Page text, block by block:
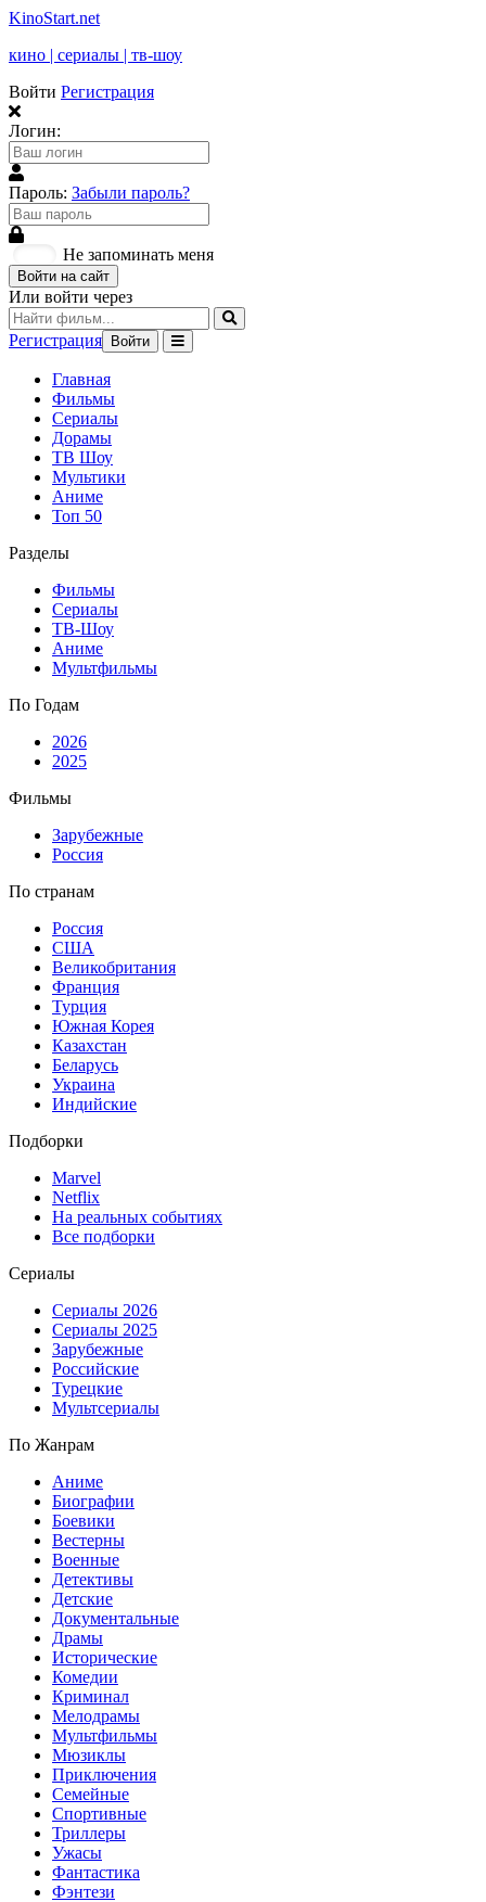
KinoStart.net
кино | сериалы | тв-шоу
Войти Регистрация
Логин:
Пароль: Забыли пароль?
Не запоминать меня
Войти на сайт
Или войти через
Регистрация Войти
Главная
Фильмы
Сериалы
Дорамы
ТВ Шоу
Мультики
Аниме
Топ 50
Разделы
Фильмы
Сериалы
ТВ-Шоу
Аниме
Мультфильмы
По Годам
2026
2025
Фильмы
Зарубежные
Россия
По странам
Россия
США
Великобритания
Франция
Турция
Южная Корея
Казахстан
Беларусь
Украина
Индийские
Подборки
Marvel
Netflix
На реальных событиях
Все подборки
Сериалы
Сериалы 2026
Сериалы 2025
Зарубежные
Российские
Турецкие
Мультсериалы
По Жанрам
Аниме
Биографии
Боевики
Вестерны
Военные
Детективы
Детские
Документальные
Драмы
Исторические
Комедии
Криминал
Мелодрамы
Мультфильмы
Мюзиклы
Приключения
Семейные
Спортивные
Триллеры
Ужасы
Фантастика
Фэнтези